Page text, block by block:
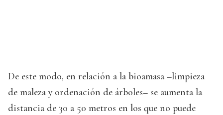
De este modo, en relación a la bioamasa –limpieza
de maleza y ordenación de árboles– se aumenta la
distancia de 30 a 50 metros en los que no puede